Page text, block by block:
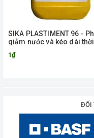
SIKA PLASTIMENT 96 -
giảm nước và kéo dài thời
1₫
ĐỐI